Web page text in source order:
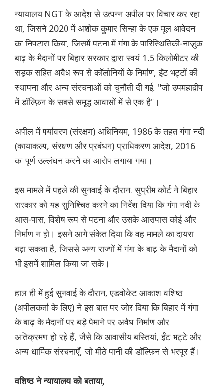
न्यायालय NGT के आदेश से उत्पन्न अपील पर विचार कर रहा
था, जिसने 2020 में अशोक कुमार सिन्हा के एक मूल आवेदन
का निपटारा किया, जिसमें पटना में गंगा के पारिस्थितिकी-नाज़ुक
बाढ़ के मैदानों पर बिहार सरकार द्वारा स्वयं 1.5 किलोमीटर की
सड़क सहित अवैध रूप से कॉलोनियों के निर्माण, ईंट भट्टों की
स्थापना और अन्य संरचनाओं को चुनौती दी गई, "जो उपमहाद्वीप
में डॉल्फ़िन के सबसे समृद्ध आवासों में से एक है"।
अपील में पर्यावरण (संरक्षण) अधिनियम, 1986 के तहत गंगा नदी
(कायाकल्प, संरक्षण और प्रबंधन) प्राधिकरण आदेश, 2016
का पूर्ण उल्लंघन करने का आरोप लगाया गया।
इस मामले में पहले की सुनवाई के दौरान, सुप्रीम कोर्ट ने बिहार
सरकार को यह सुनिश्चित करने का निर्देश दिया कि गंगा नदी के
आस-पास, विशेष रूप से पटना और उसके आसपास कोई और
निर्माण न हो। इसने आगे संकेत दिया कि वह मामले का दायरा
बढ़ा सकता है, जिससे अन्य राज्यों में गंगा के बाढ़ के मैदानों को
भी इसमें शामिल किया जा सके।
हाल ही में हुई सुनवाई के दौरान, एडवोकेट आकाश वशिष्ठ
(अपीलकर्ता के लिए) ने इस बात पर जोर दिया कि बिहार में गंगा
के बाढ़ के मैदानों पर बड़े पैमाने पर अवैध निर्माण और
अतिक्रमण हो रहे हैं, जैसे कि आवासीय बस्तियां, ईंट भट्टे और
अन्य धार्मिक संरचनाएँ, जो मीठे पानी की डॉल्फ़िन से भरपूर हैं।
वशिष्ठ ने न्यायालय को बताया,